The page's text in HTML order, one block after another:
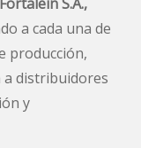
a cada una de
producción,
a distribuidores
y